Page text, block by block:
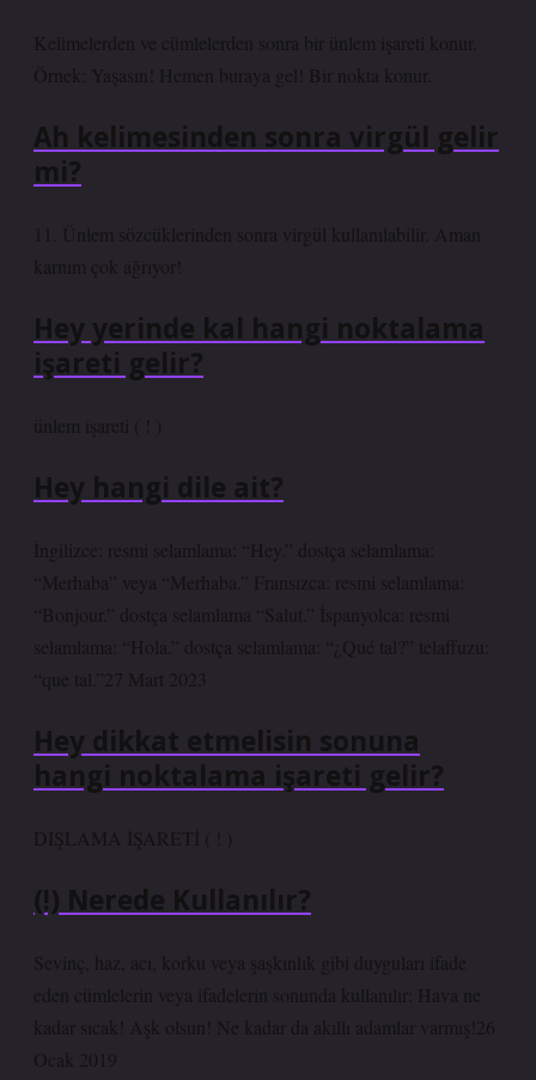
Kelimelerden ve cümlelerden sonra bir ünlem işareti konur.
Örnek: Yaşasın! Hemen buraya gel! Bir nokta konur.
Ah kelimesinden sonra virgül gelir
mi?
11. Ünlem sözcüklerinden sonra virgül kullanılabilir. Aman
karnım çok ağrıyor!
Hey yerinde kal hangi noktalama
işareti gelir?
ünlem işareti ( ! )
Hey hangi dile ait?
İngilizce: resmi selamlama: “Hey.” dostça selamlama:
“Merhaba” veya “Merhaba.” Fransızca: resmi selamlama:
“Bonjour.” dostça selamlama “Salut.” İspanyolca: resmi
selamlama: “Hola.” dostça selamlama: “¿Qué tal?” telaffuzu:
“que tal.”27 Mart 2023
Hey dikkat etmelisin sonuna
hangi noktalama işareti gelir?
DIŞLAMA İŞARETİ ( ! )
(!) Nerede Kullanılır?
Sevinç, haz, acı, korku veya şaşkınlık gibi duyguları ifade
eden cümlelerin veya ifadelerin sonunda kullanılır: Hava ne
kadar sıcak! Aşk olsun! Ne kadar da akıllı adamlar varmış!26
Ocak 2019